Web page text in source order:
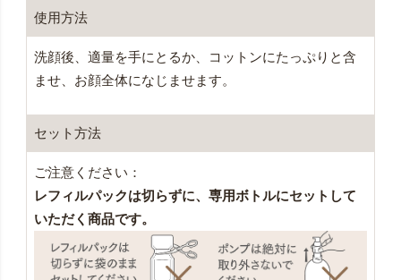
使用方法
洗顔後、適量を手にとるか、コットンにたっぷりと含
ませ、お顔全体になじませます。
セット方法
ご注意ください：
レフィルパックは切らずに、専用ボトルにセットして
いただく商品です。